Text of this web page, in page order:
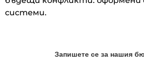
системи.